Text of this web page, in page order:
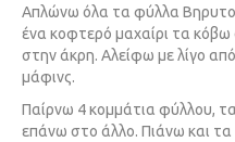
Απλώνω όλα τα φύλλα
ένα κοφτερό μαχαίρι τα
στην άκρη. Αλείφω με λίγο
μάφινς.
Παίρνω 4 κομμάτια φύλλου,
επάνω στο άλλο. Πιάνω και τα